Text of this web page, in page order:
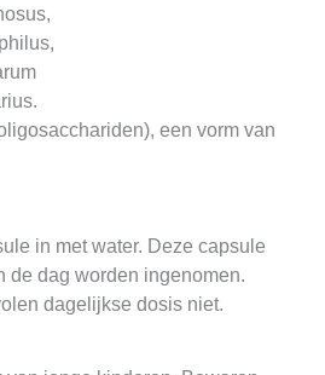
een vorm van
in met water. Deze capsule
de dag worden ingenomen.
dagelijkse dosis niet.